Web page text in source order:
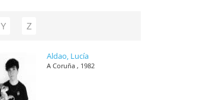
Y Z
Aldao, Lucía
A Coruña , 1982